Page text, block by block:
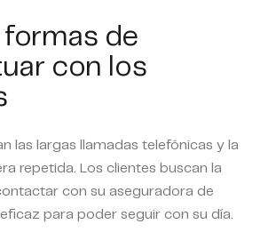
formas de
con los
las largas llamadas telefónicas y la
repetida. Los clientes buscan la
con su aseguradora de
para poder seguir con su día.